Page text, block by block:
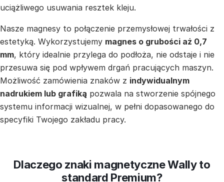
uciążliwego usuwania resztek kleju.
Nasze magnesy to połączenie przemysłowej trwałości z
estetyką. Wykorzystujemy magnes o grubości aż 0,7
mm, który idealnie przylega do podłoża, nie odstaje i nie
przesuwa się pod wpływem drgań pracujących maszyn.
Możliwość zamówienia znaków z indywidualnym
nadrukiem lub grafiką pozwala na stworzenie spójnego
systemu informacji wizualnej, w pełni dopasowanego do
specyfiki Twojego zakładu pracy.
Dlaczego znaki magnetyczne Wally to
standard Premium?